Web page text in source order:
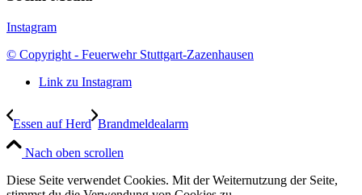
Instagram
© Copyright - Feuerwehr Stuttgart-Zazenhausen
Link zu Instagram
Essen auf Herd Brandmeldealarm
Nach oben scrollen
Diese Seite verwendet Cookies. Mit der Weiternutzung der Seite,